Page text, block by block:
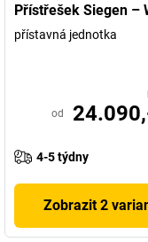
Přístřešek Siegen –
přístavná jednotka
od
4-5 týdny
Zobrazit 2